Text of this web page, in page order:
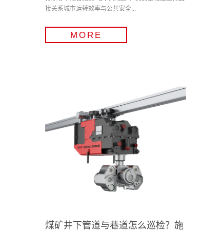
接关系城市运转效率与公共安全...
MORE
煤矿井下管道与巷道怎么巡检？施